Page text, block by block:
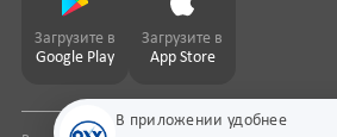
В приложении удобнее
Загрузите в
Google Play
Загрузите в
App Store